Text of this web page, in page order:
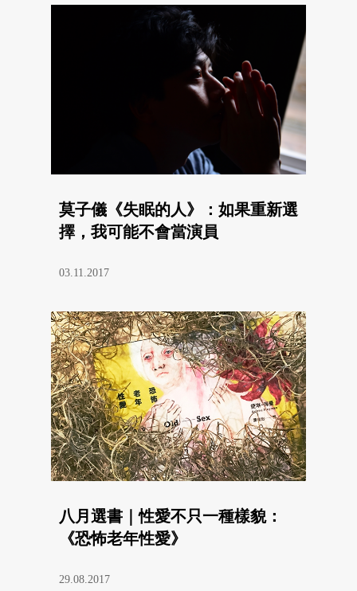
莫子儀《失眠的人》：如果重新選
擇，我可能不會當演員
03.11.2017
八月選書｜性愛不只一種樣貌：
《恐怖老年性愛》
29.08.2017